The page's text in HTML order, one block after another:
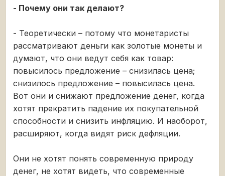
- Почему они так делают?
- Теоретически – потому что монетаристы
рассматривают деньги как золотые монеты и
думают, что они ведут себя как товар:
повысилось предложение – снизилась цена;
снизилось предложение – повысилась цена.
Вот они и снижают предложение денег, когда
хотят прекратить падение их покупательной
способности и снизить инфляцию. И наоборот,
расширяют, когда видят риск дефляции.
Они не хотят понять современную природу
денег, не хотят видеть, что современные